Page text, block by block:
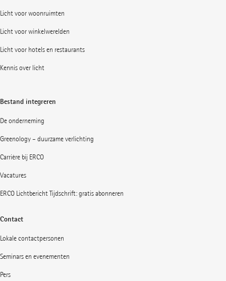
Licht voor woonruimten
Licht voor winkelwerelden
Licht voor hotels en restaurants
Kennis over licht
Bestand integreren
De onderneming
Greenology – duurzame verlichting
Carrière bij ERCO
Vacatures
ERCO Lichtbericht Tijdschrift: gratis abonneren
Contact
Lokale contactpersonen
Seminars en evenementen
Pers